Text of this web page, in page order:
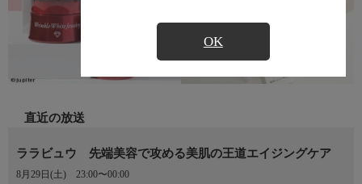
OK
直近の放送
ララビュウ 先端美容で攻める美肌の王道エイジングケア
8月29日(土) 23:00〜00:00